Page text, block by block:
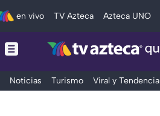
en vivo TV Azteca Azteca UNO
Noticias Turismo Viral y Tendencia